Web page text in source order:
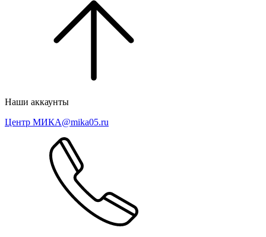
Наши аккаунты
Центр МИКА@mika05.ru